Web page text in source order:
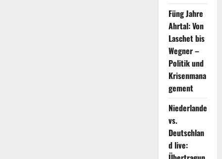
Füng Jahre
Ahrtal: Von
Laschet bis
Wegner –
Politik und
Krisenmana
gement
Niederlande
vs.
Deutschlan
d live: